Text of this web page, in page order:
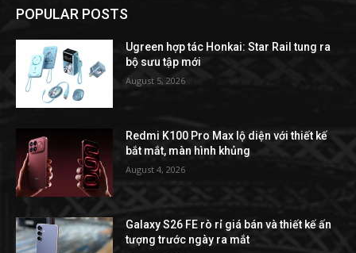
POPULAR POSTS
Ugreen hợp tác Honkai: Star Rail tung ra
bộ sưu tập mới
August 5, 2026
Redmi K100 Pro Max lộ diện với thiết kế
bắt mắt, màn hình khủng
August 4, 2026
Galaxy S26 FE rò rỉ giá bán và thiết kế ấn
tượng trước ngày ra mắt